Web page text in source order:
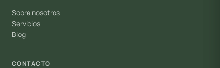
Sobre nosotros
Servicios
Blog
CONTACTO